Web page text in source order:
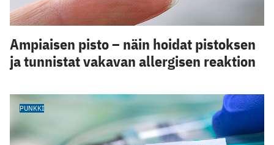
Ampiaisen pisto – näin hoidat pistoksen
ja tunnistat vakavan allergisen reaktion
PUNKKI